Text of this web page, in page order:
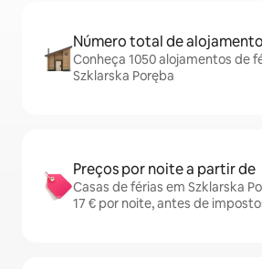
Número total de
Conheça 1050 alojamentos de
Szklarska Poręba
Preços por noite a partir de
Casas de férias em Szklarska
17 € por noite, antes de